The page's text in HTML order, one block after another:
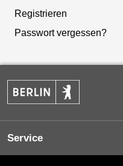
Registrieren
Passwort vergessen?
Service